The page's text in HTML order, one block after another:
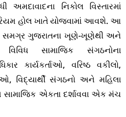
અમદાવાદના નિકોલ વિસ્તારમાં
હોલ ખાતે યોજવામાં આવશે. આ
સમગ્ર ગુજરાતના ખૂણે-ખૂણેથી અને
સામાજિક સંગઠનોના
કાર્યકર્તાઓ, વરિષ્ઠ વકીલો,
વિદ્યાર્થી સંગઠનો અને મહિલા
એકતા દર્શાવવા એક મંચ